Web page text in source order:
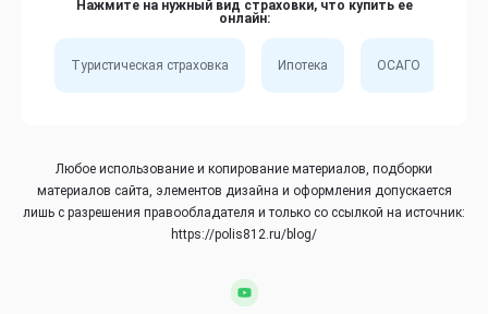
Нажмите на нужный вид страховки, что купить ее
онлайн:
Туристическая страховка Ипотека ОСАГО
Любое использование и копирование материалов, подборки
материалов сайта, элементов дизайна и оформления допускается
лишь с разрешения правообладателя и только со ссылкой на источник:
https://polis812.ru/blog/